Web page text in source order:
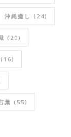
沖縄癒し (24)
(20)
(16)
葉 (55)